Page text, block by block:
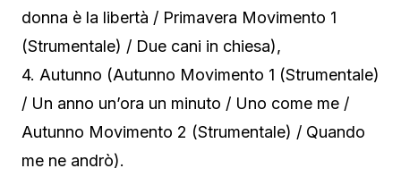
donna è la libertà / Primavera Movimento 1
(Strumentale) / Due cani in chiesa),
4. Autunno (Autunno Movimento 1 (Strumentale)
/ Un anno un’ora un minuto / Uno come me /
Autunno Movimento 2 (Strumentale) / Quando
me ne andrò).